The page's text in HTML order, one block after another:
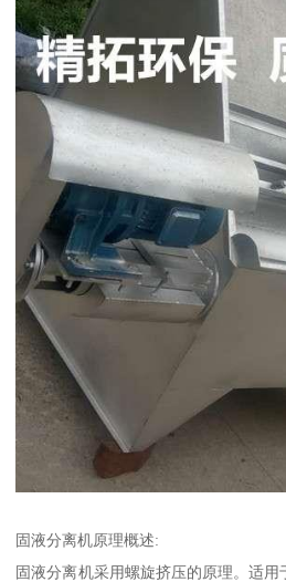
固液分离机原理概述:
固液分离机采用螺旋挤压的原理。适